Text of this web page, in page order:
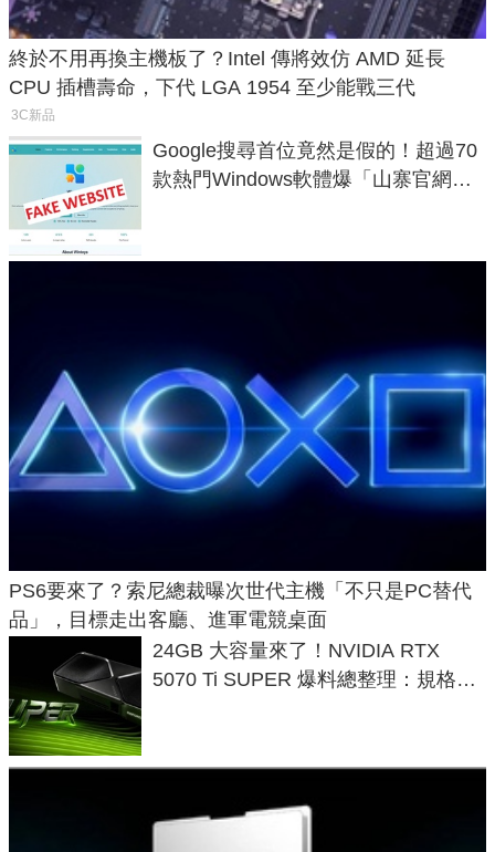
終於不用再換主機板了？Intel 傳將效仿 AMD 延長
CPU 插槽壽命，下代 LGA 1954 至少能戰三代
3C新品
Google搜尋首位竟然是假的！超過70
款熱門Windows軟體爆「山寨官網」
PS6要來了？索尼總裁曝次世代主機「不只是PC替代
品」，目標走出客廳、進軍電競桌面
24GB 大容量來了！NVIDIA RTX
5070 Ti SUPER 爆料總整理：規格、